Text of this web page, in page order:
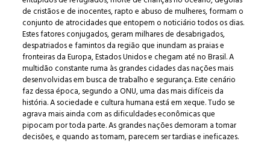
de cristãos e de inocentes, rapto e abuso de mulheres, formam o
conjunto de atrocidades que entopem o noticiário todos os dias.
Estes fatores conjugados, geram milhares de desabrigados,
despatriados e famintos da região que inundam as praias e
fronteiras da Europa, Estados Unidos e chegam até no Brasil. A
multidão constante ruma às grandes cidades das nações mais
desenvolvidas em busca de trabalho e segurança. Este cenário
faz dessa época, segundo a ONU, uma das mais difíceis da
história. A sociedade e cultura humana está em xeque. Tudo se
agrava mais ainda com as dificuldades econômicas que
pipocam por toda parte. As grandes nações demoram a tomar
decisões, e quando as tomam, parecem ser tardias e ineficazes.